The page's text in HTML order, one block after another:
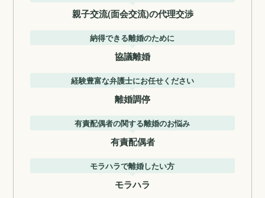
親子交流(面会交流)の代理交渉
納得できる離婚のために
協議離婚
経験豊富な弁護士にお任せください
離婚調停
有責配偶者の関する離婚のお悩み
有責配偶者
モラハラで離婚したい方
モラハラ